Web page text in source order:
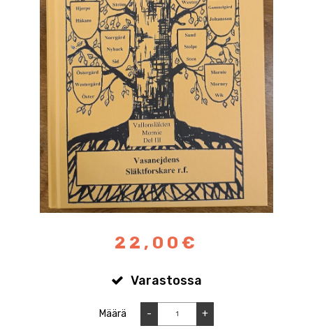
22,00€
Varastossa
Määrä - +